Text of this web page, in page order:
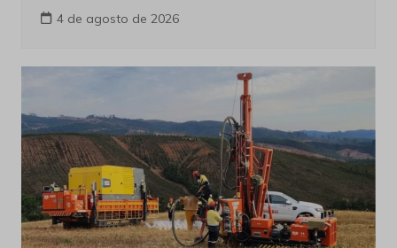
4 de agosto de 2026